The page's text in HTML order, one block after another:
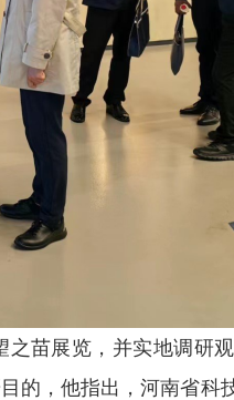
苗展览，并实地调研
的，他指出，河南省科